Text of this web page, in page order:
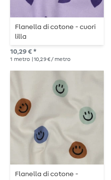
Flanella di cotone - cuori
lilla
10,29 € *
1 metro | 10,29 € / metro
Flanella di cotone -